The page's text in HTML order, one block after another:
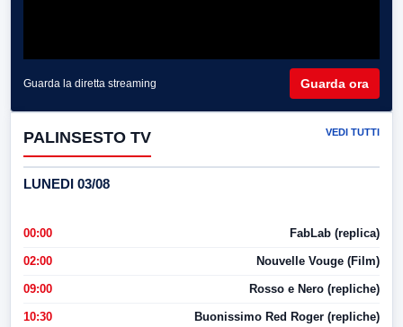
Guarda la diretta streaming Guarda ora
PALINSESTO TV VEDI TUTTI
LUNEDI 03/08
00:00 FabLab (replica)
02:00 Nouvelle Vouge (Film)
09:00 Rosso e Nero (repliche)
10:30 Buonissimo Red Roger (repliche)